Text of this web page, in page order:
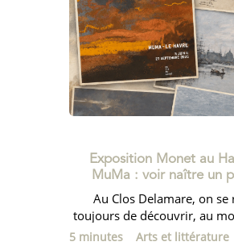
Exposition Monet au
MuMa : voir naître un
Au Clos Delamare, on se
toujours de découvrir, au
la nouvelle exposition du
5 minutes Arts et littérature